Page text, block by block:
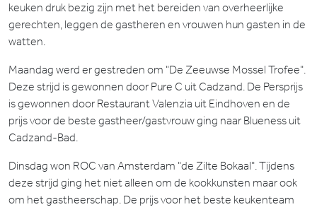
keuken druk bezig zijn met het bereiden van overheerlijke
gerechten, leggen de gastheren en vrouwen hun gasten in de
watten.
Maandag werd er gestreden om "De Zeeuwse Mossel Trofee".
Deze strijd is gewonnen door Pure C uit Cadzand. De Persprijs
is gewonnen door Restaurant Valenzia uit Eindhoven en de
prijs voor de beste gastheer/gastvrouw ging naar Blueness uit
Cadzand-Bad.
Dinsdag won ROC van Amsterdam "de Zilte Bokaal". Tijdens
deze strijd ging het niet alleen om de kookkunsten maar ook
om het gastheerschap. De prijs voor het beste keukenteam